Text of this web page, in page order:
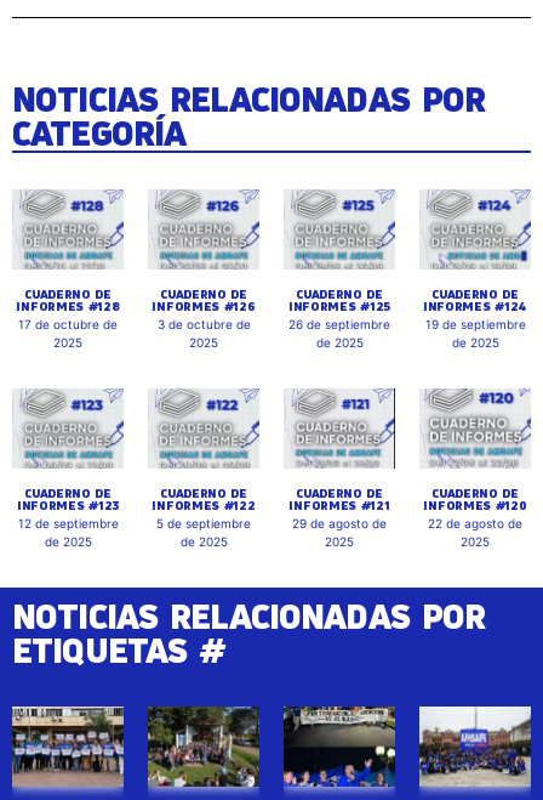
NOTICIAS RELACIONADAS POR
CATEGORÍA
CUADERNO DE
INFORMES #128
17 de octubre de
2025
CUADERNO DE
INFORMES #126
3 de octubre de
2025
CUADERNO DE
INFORMES #125
26 de septiembre
de 2025
CUADERNO DE
INFORMES #124
19 de septiembre
de 2025
CUADERNO DE
INFORMES #123
12 de septiembre
de 2025
CUADERNO DE
INFORMES #122
5 de septiembre
de 2025
CUADERNO DE
INFORMES #121
29 de agosto de
2025
CUADERNO DE
INFORMES #120
22 de agosto de
2025
NOTICIAS RELACIONADAS POR
ETIQUETAS #